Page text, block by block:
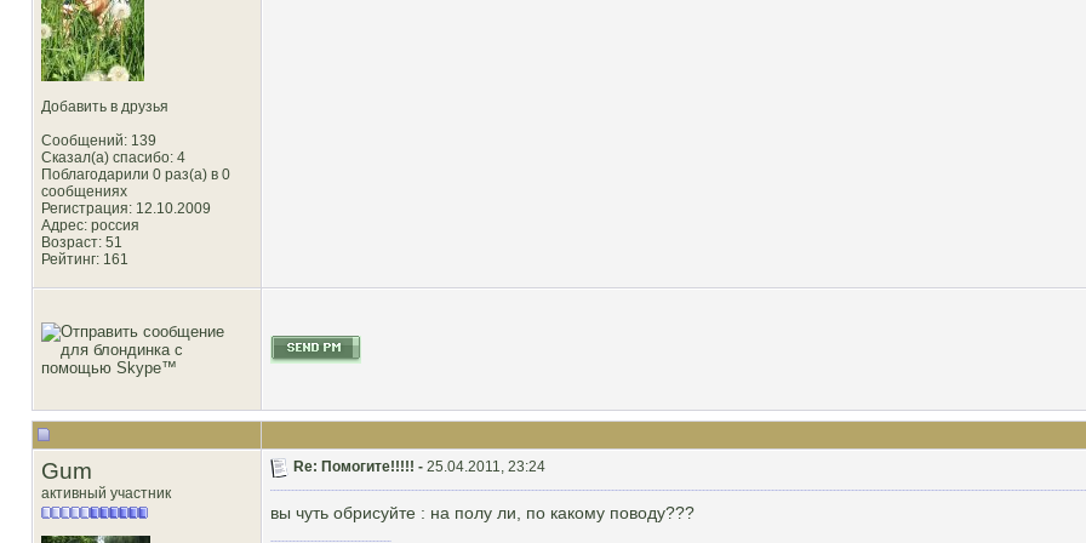
Добавить в друзья
Сообщений: 139
Сказал(а) спасибо: 4
Поблагодарили 0 раз(а) в 0
сообщениях
Регистрация: 12.10.2009
Адрес: россия
Возраст: 51
Рейтинг: 161
Gum
активный участник
Re: Помогите!!!!! - 25.04.2011, 23:24
вы чуть обрисуйте : на полу ли, по какому поводу???